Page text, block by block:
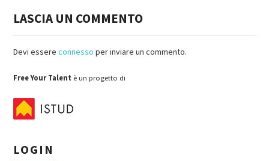
LASCIA UN COMMENTO
Devi essereconnesso per inviare un commento.
Free Your Talent è un progetto di
LOGIN